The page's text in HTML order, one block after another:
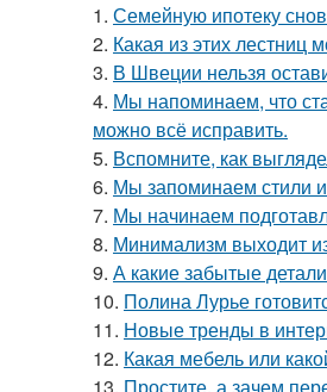
1. Семейную ипотеку
2. Какая из этих лестниц
3. В Швеции нельзя
4. Мы напоминаем, что
можно всё исправить.
5. Вспомните, как
6. Мы запоминаем стили
7. Мы начинаем
8. Минимализм выходит
9. А какие забытые
10. Полина Лурье
11. Новые тренды в
12. Какая мебель или